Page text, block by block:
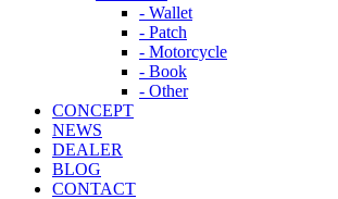
- Wallet
- Patch
- Motorcycle
- Book
- Other
CONCEPT
NEWS
DEALER
BLOG
CONTACT